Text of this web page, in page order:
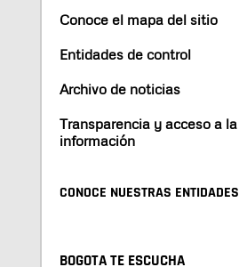
Conoce el mapa del sitio
Entidades de control
Archivo de noticias
Transparencia y acceso a la
información
CONOCE NUESTRAS ENTIDADES
BOGOTA TE ESCUCHA